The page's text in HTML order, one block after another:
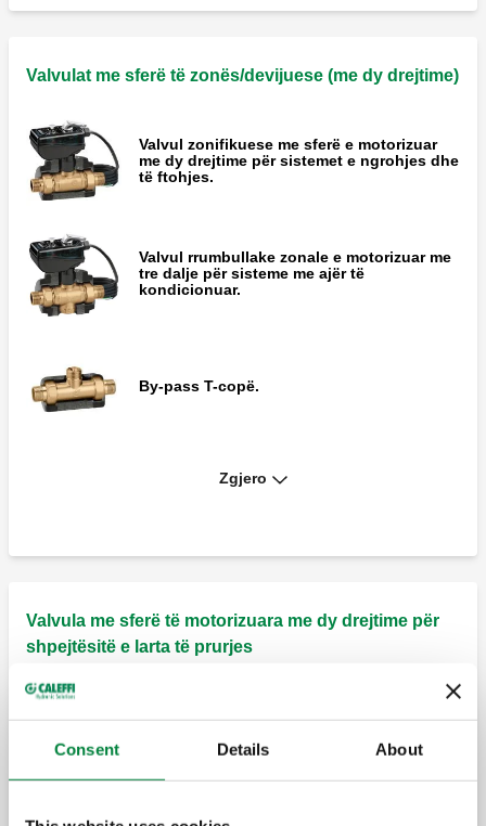
Consent Details About
ngrohjes dhe kondicionimit të ajrit.
Valvulat me sferë të zonës/devijuese (me dy drejtime)
Valvul zonifikuese me sferë e motorizuar
me dy drejtime për sistemet e ngrohjes dhe
të ftohjes.
Valvul rrumbullake zonale e motorizuar me
tre dalje për sisteme me ajër të
kondicionuar.
By-pass T-copë.
Aktuator rezervë për valvula sferike zonale
të motorizuara të serisë 6453 me by-pass
“T” të serive 6459 dhe 6490.
Zgjero
Valvula me sferë të motorizuara me dy drejtime për
shpejtësitë e larta të prurjes